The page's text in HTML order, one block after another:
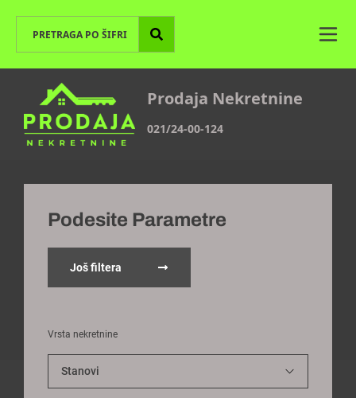
Prodaja Nekretnine
021/24-00-124
Podesite Parametre
Još filtera
Vrsta nekretnine